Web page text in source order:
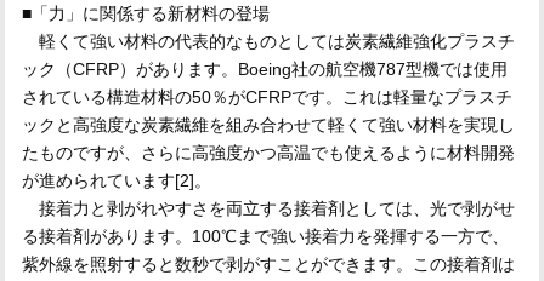
■「力」に関係する新材料の登場
軽くて強い材料の代表的なものとしては炭素繊維強化プラスチ
ック（CFRP）があります。Boeing社の航空機787型機では使用
されている構造材料の50％がCFRPです。これは軽量なプラスチ
ックと高強度な炭素繊維を組み合わせて軽くて強い材料を実現し
たものですが、さらに高強度かつ高温でも使えるように材料開発
が進められています[2]。
接着力と剥がれやすさを両立する接着剤としては、光で剥がせ
る接着剤があります。100℃まで強い接着力を発揮する一方で、
紫外線を照射すると数秒で剥がすことができます。この接着剤は